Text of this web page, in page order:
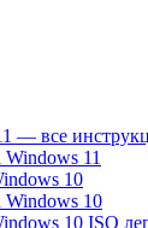
— все
Windows 11
10
Windows 10
10 ISO